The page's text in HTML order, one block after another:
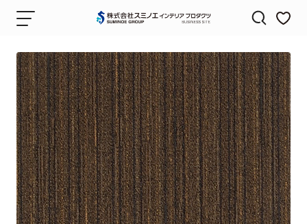
ナ
ゲ
ー
シ
ョ
ン
株
会
社
ス
ミ
ノ
エ
イ
ン
テ
リ
ア